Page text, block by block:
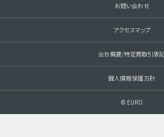
お問い合わせ
アクセスマップ
会社概要/特定商取引表
個人情報保護方針
© EURO